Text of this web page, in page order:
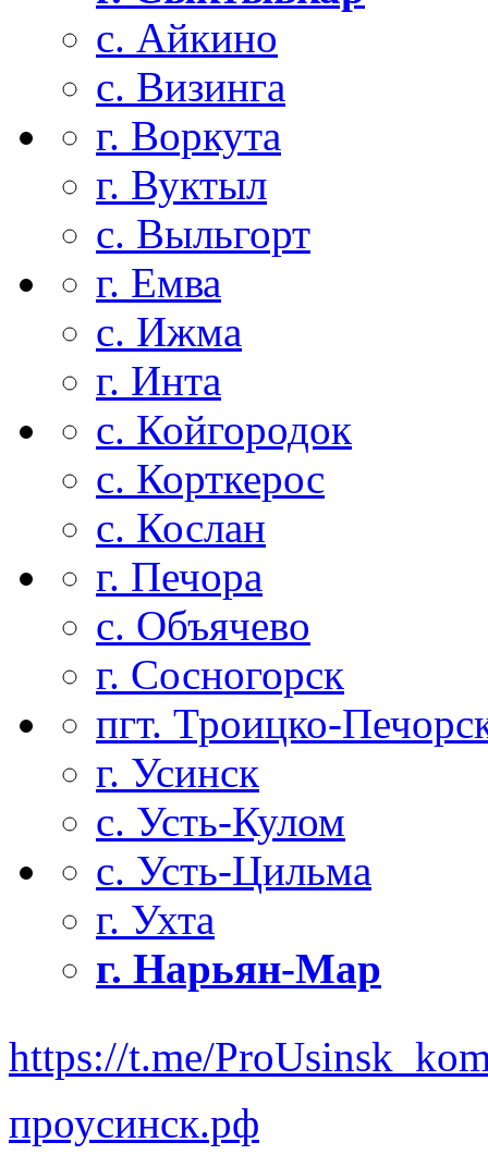
с. Айкино
с. Визинга
г. Воркута
г. Вуктыл
с. Выльгорт
г. Емва
с. Ижма
г. Инта
с. Койгородок
с. Корткерос
с. Кослан
г. Печора
с. Объячево
г. Сосногорск
пгт. Троицко-
г. Усинск
с. Усть-Кулом
с. Усть-Цильма
г. Ухта
г. Нарьян-Мар
https://t.me/
проусинск.рф